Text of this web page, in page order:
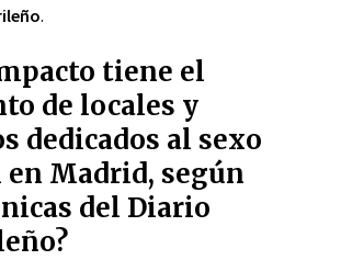
.
tiene el
de locales y
dedicados al sexo
Madrid, según
del Diario